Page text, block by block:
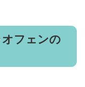
オフェンの